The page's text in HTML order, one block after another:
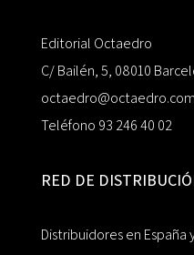
Editorial Octaedro
C/ Bailén, 5, 08010
octaedro@octaedro.com
Teléfono 93 246 40 02
RED DE
Distribuidores en